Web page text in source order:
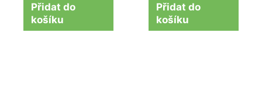
Přidat do
košíku
Přidat do
košíku